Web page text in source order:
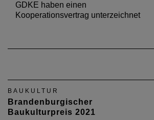
GDKE haben einen
Kooperationsvertrag unterzeichnet
BAUKULTUR
Brandenburgischer
Baukulturpreis 2021